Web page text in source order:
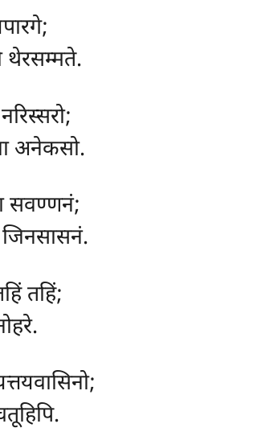
थेरसम्मते.
अनेकसो.
सवण्णनं;
जिनसासनं.
तहिं;